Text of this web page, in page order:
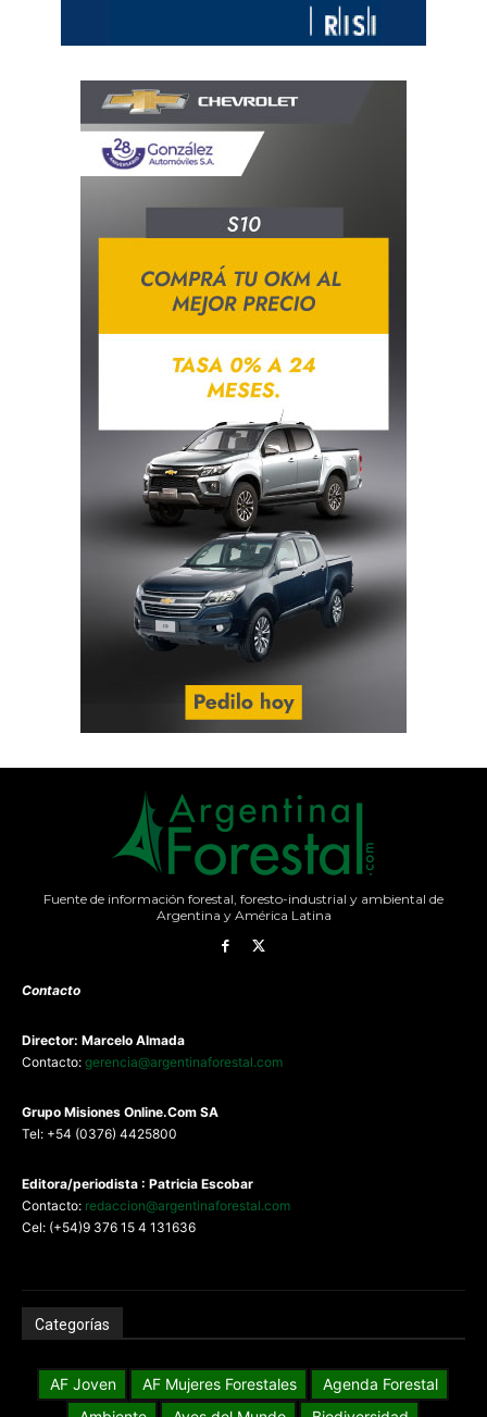
Fuente de información forestal, foresto-industrial y ambiental de
Argentina y América Latina
Contacto
Director: Marcelo Almada
Contacto: gerencia@argentinaforestal.com
Grupo Misiones Online.Com SA
Tel: +54 (0376) 4425800
Editora/periodista : Patricia Escobar
Contacto: redaccion@argentinaforestal.com
Cel: (+54)9 376 15 4 131636
Categorías
AF Joven AF Mujeres Forestales
Agenda Forestal